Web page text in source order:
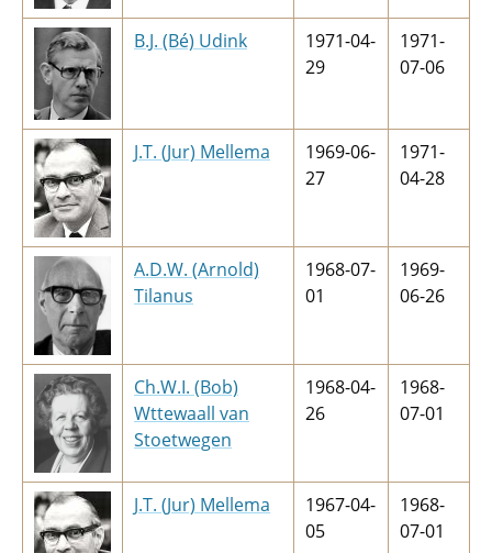
B.J. (Bé) Udink
1971-04-
29
1971-
07-06
J.T. (Jur) Mellema
1969-06-
27
1971-
04-28
A.D.W. (Arnold)
Tilanus
1968-07-
01
1969-
06-26
Ch.W.I. (Bob)
Wttewaall van
Stoetwegen
1968-04-
26
1968-
07-01
J.T. (Jur) Mellema
1967-04-
05
1968-
07-01